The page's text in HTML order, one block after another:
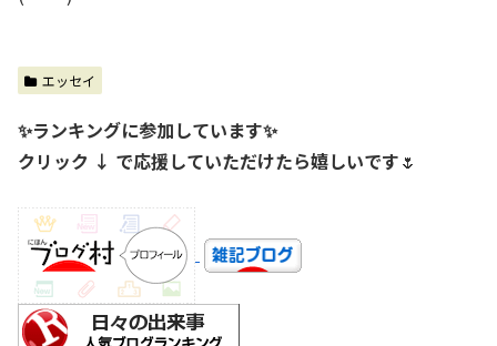
エッセイ
✨ランキングに参加しています✨
クリック ↓ で応援していただけたら嬉しいです🌷